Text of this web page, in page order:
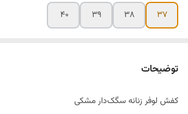
۳۷
۳۸ ۳۹ ۴۰
توضیحات
کفش لوفر زنانه سگک‌دار مشکی